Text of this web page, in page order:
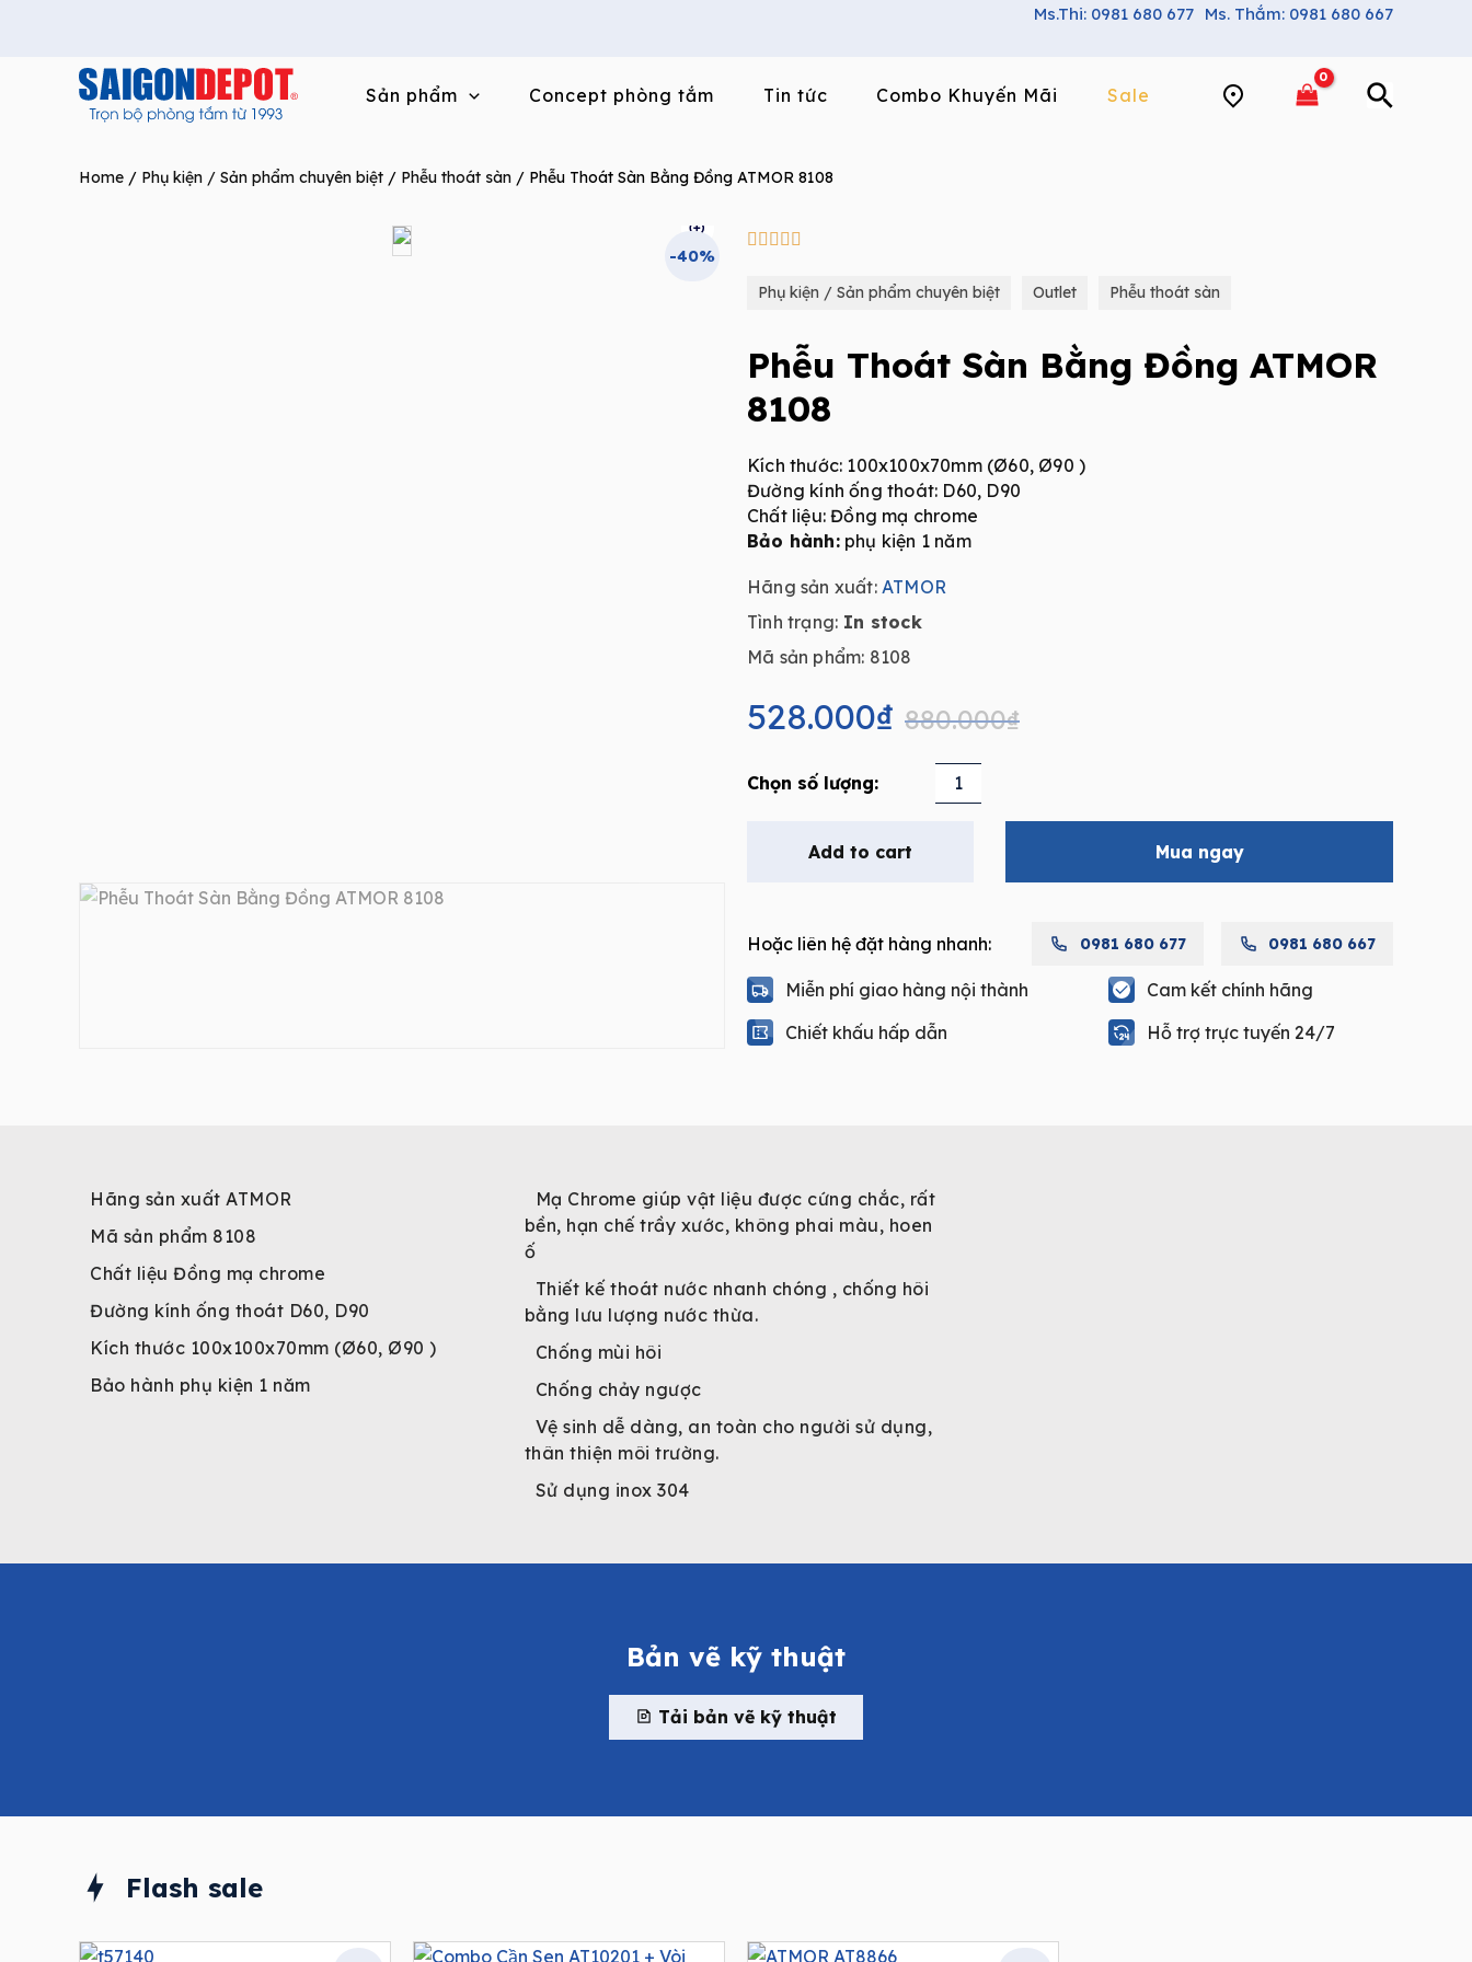
Ms.Thi: 0981 680 677 Ms. Thắm: 0981 680 667
Sản phẩm Concept phòng tắm Tin tức Combo Khuyến Mãi Sale
Home / Phụ kiện / Sản phẩm chuyên biệt / Phễu thoát sàn / Phễu Thoát Sàn Bằng Đồng ATMOR 8108
-40%
    
Phụ kiện / Sản phẩm chuyên biệt Outlet Phễu thoát sàn
Phễu Thoát Sàn Bằng Đồng ATMOR
8108
Kích thước: 100x100x70mm (Ø60, Ø90 )
Đường kính ống thoát: D60, D90
Chất liệu: Đồng mạ chrome
Bảo hành:phụ kiện 1 năm
Hãng sản xuất:ATMOR
Tình trạng: In stock
Mã sản phẩm: 8108
880.000₫
price
was:
880.000₫.
528.000₫
price
is:
528.000₫.
Thoát
Bằng
8108
Add to cart Mua ngay
Hoặc liên hệ đặt hàng nhanh: 0981 680 677 0981 680 667
Miễn phí giao hàng nội thành
Chiết khấu hấp dẫn
Cam kết chính hãng
Hỗ trợ trực tuyến 24/7
Hãng sản xuất ATMOR
Mã sản phẩm 8108
Chất liệu Đồng mạ chrome
Đường kính ống thoát D60, D90
Kích thước 100x100x70mm (Ø60, Ø90 )
Bảo hành phụ kiện 1 năm
Mạ Chrome giúp vật liệu được cứng chắc, rất
bền, hạn chế trầy xước, không phai màu, hoen
ố
Thiết kế thoát nước nhanh chóng , chống hôi
bằng lưu lượng nước thừa.
Chống mùi hôi
Chống chảy ngược
Vệ sinh dễ dàng, an toàn cho người sử dụng,
thân thiện môi trường.
Sử dụng inox 304
Bản vẽ kỹ thuật
Tải bản vẽ kỹ thuật
Flash sale